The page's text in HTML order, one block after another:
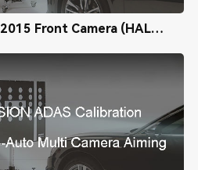
ALFA ROMEO Giulia 2015 Front Camera (HALF) Calibration